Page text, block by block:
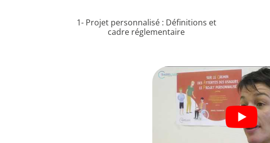
1- Projet personnalisé : Définitions et
cadre réglementaire